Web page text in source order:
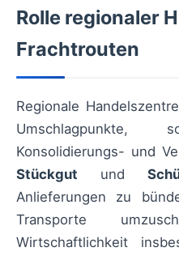
Rolle regionaler
Frachtrouten
Regionale
Konsolidierungs- und
Stückgut und
Anlieferungen zu
Transporte
Wirtschaftlichkeit